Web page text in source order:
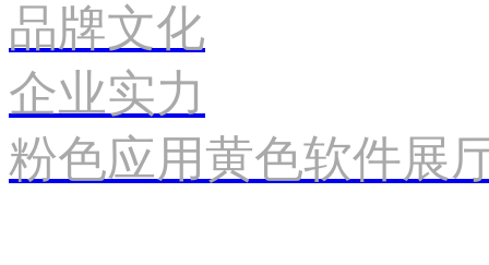
品牌文化
企业实力
粉色应用黄色软件展